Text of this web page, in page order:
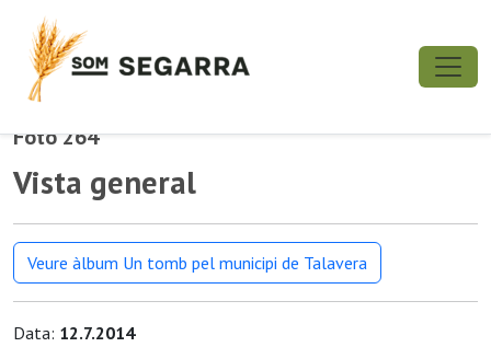
Foto 264
Vista general
Veure àlbum Un tomb pel municipi de Talavera
Data: 12.7.2014